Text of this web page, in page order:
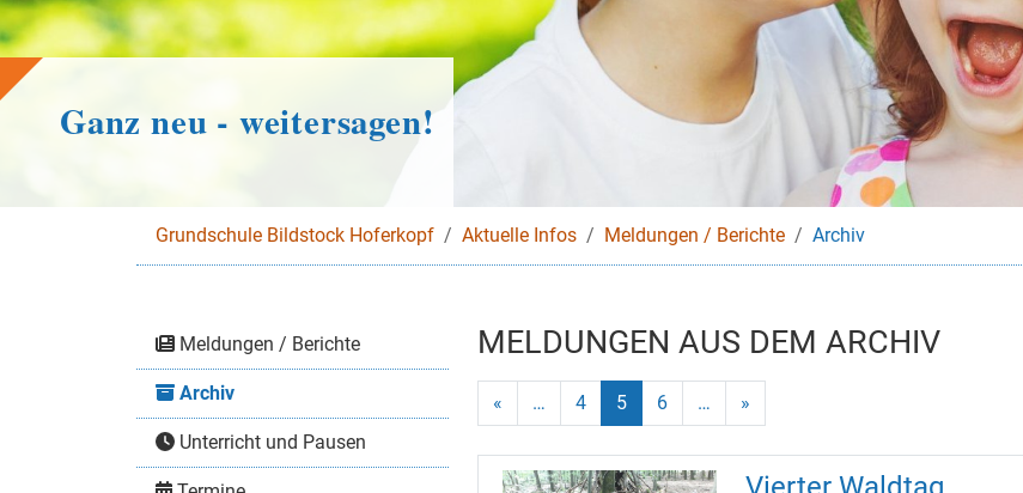
Ganz neu - weitersagen!
Grundschule Bildstock Hoferkopf Aktuelle Infos Meldungen / Berichte Archiv
Meldungen / Berichte
Archiv
Unterricht und Pausen
MELDUNGEN AUS DEM ARCHIV
« … Gehe zu Seite
4 Aktuelle Seite, Seite
5 Gehe zu Seite
6 … »